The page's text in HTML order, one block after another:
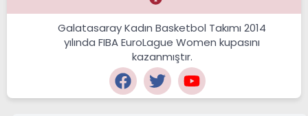
Galatasaray Kadın Basketbol Takımı 2014
yılında FIBA EuroLague Women kupasını
kazanmıştır.